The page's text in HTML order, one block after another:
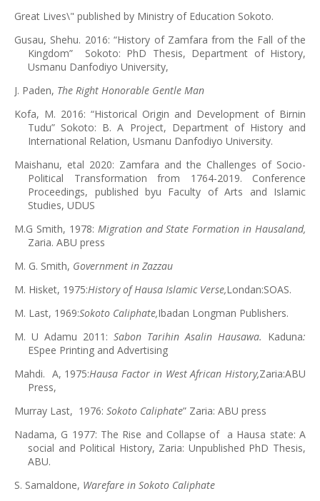
Great Lives\" published by Ministry of Education Sokoto.
Gusau, Shehu. 2016: “History of Zamfara from the Fall of the
Kingdom” Sokoto: PhD Thesis, Department of History,
Usmanu Danfodiyo University,
J. Paden, The Right Honorable Gentle Man
Kofa, M. 2016: “Historical Origin and Development of Birnin
Tudu” Sokoto: B. A Project, Department of History and
International Relation, Usmanu Danfodiyo University.
Maishanu, etal 2020: Zamfara and the Challenges of Socio-
Political Transformation from 1764-2019. Conference
Proceedings, published byu Faculty of Arts and Islamic
Studies, UDUS
M.G Smith, 1978: Migration and State Formation in Hausaland,
Zaria. ABU press
M. G. Smith, Government in Zazzau
M. Hisket, 1975:History of Hausa Islamic Verse,Londan:SOAS.
M. Last, 1969:Sokoto Caliphate,Ibadan Longman Publishers.
M. U Adamu 2011: Sabon Tarihin Asalin Hausawa. Kaduna:
ESpee Printing and Advertising
Mahdi. A, 1975:Hausa Factor in West African History,Zaria:ABU
Press,
Murray Last, 1976: Sokoto Caliphate” Zaria: ABU press
Nadama, G 1977: The Rise and Collapse of a Hausa state: A
social and Political History, Zaria: Unpublished PhD Thesis,
ABU.
S. Samaldone, Warefare in Sokoto Caliphate